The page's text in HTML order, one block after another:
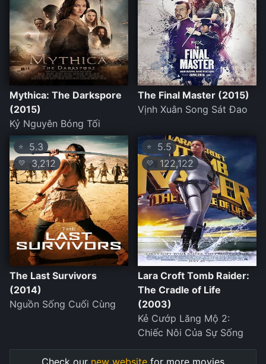
Mythica: The Darkspore
(2015)
Kỷ Nguyên Bóng Tối
The Final Master (2015)
Vịnh Xuân Song Sát Đao
⭐ 5.3
💛 3,212
The Last Survivors
(2014)
Nguồn Sống Cuối Cùng
⭐ 5.5
💛 122,122
Lara Croft Tomb Raider:
The Cradle of Life
(2003)
Kẻ Cướp Lăng Mộ 2:
Chiếc Nôi Của Sự Sống